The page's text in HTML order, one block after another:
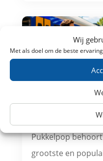
Wij
Met als doel om de beste
Trein naar
Pukkelpop
grootste en